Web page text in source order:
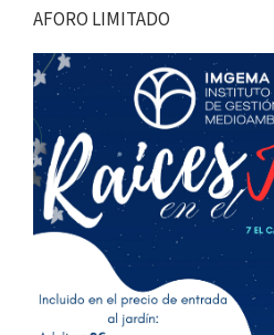
AFORO LIMITADO